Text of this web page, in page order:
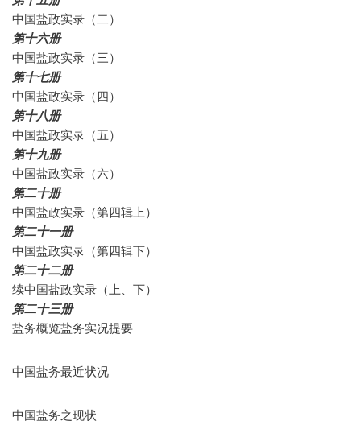
中国盐政实录（二）
第十六册
中国盐政实录（三）
第十七册
中国盐政实录（四）
第十八册
中国盐政实录（五）
第十九册
中国盐政实录（六）
第二十册
中国盐政实录（第四辑上）
第二十一册
中国盐政实录（第四辑下）
第二十二册
续中国盐政实录（上、下）
第二十三册
盐务概览盐务实况提要
中国盐务最近状况
中国盐务之现状